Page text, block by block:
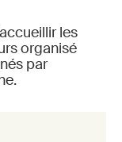
les
organisé
par